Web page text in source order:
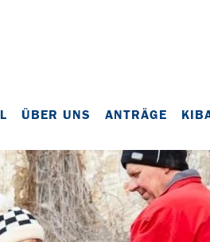
ÜBER UNS ANTRÄGE